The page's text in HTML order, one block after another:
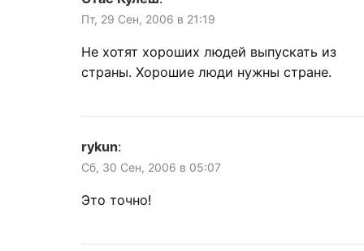
Пт, 29 Сен, 2006 в 21:19
Не хотят хороших людей выпускать из
страны. Хорошие люди нужны стране.
rykun:
Сб, 30 Сен, 2006 в 05:07
Это точно!